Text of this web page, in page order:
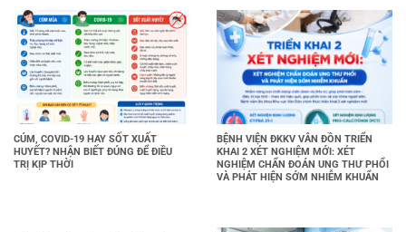
CÚM, COVID-19 HAY SỐT XUẤT
HUYẾT? NHẬN BIẾT ĐÚNG ĐỂ ĐIỀU
TRỊ KỊP THỜI
BỆNH VIỆN ĐKKV VÂN ĐỒN TRIỂN
KHAI 2 XÉT NGHIỆM MỚI: XÉT
NGHIỆM CHẨN ĐOÁN UNG THƯ PHỔI
VÀ PHÁT HIỆN SỚM NHIỄM KHUẨN